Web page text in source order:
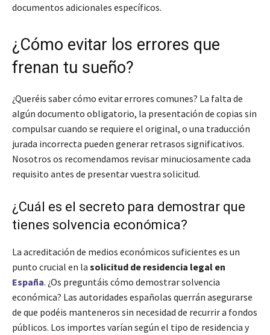
documentos adicionales específicos.
¿Cómo evitar los errores que
frenan tu sueño?
¿Queréis saber cómo evitar errores comunes? La falta de
algún documento obligatorio, la presentación de copias sin
compulsar cuando se requiere el original, o una traducción
jurada incorrecta pueden generar retrasos significativos.
Nosotros os recomendamos revisar minuciosamente cada
requisito antes de presentar vuestra solicitud.
¿Cuál es el secreto para demostrar que
tienes solvencia económica?
La acreditación de medios económicos suficientes es un
punto crucial en la solicitud de residencia legal en
España. ¿Os preguntáis cómo demostrar solvencia
económica? Las autoridades españolas querrán asegurarse
de que podéis manteneros sin necesidad de recurrir a fondos
públicos. Los importes varían según el tipo de residencia y